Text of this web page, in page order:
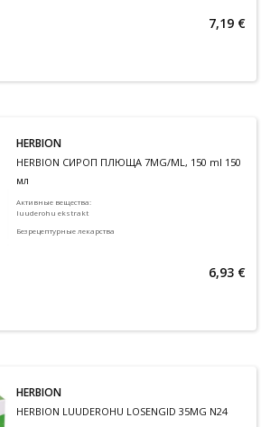
7,19 €
HERBION
HERBION СИРОП ПЛЮЩА 7MG/ML, 150 ml 150
мл
Активные вещества:
luuderohu ekstrakt
Безрецептурные лекарства
6,93 €
HERBION
HERBION LUUDEROHU LOSENGID 35MG N24